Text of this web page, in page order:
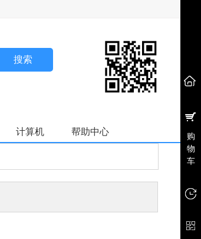
搜索
计算机 帮助中心
购
物
车